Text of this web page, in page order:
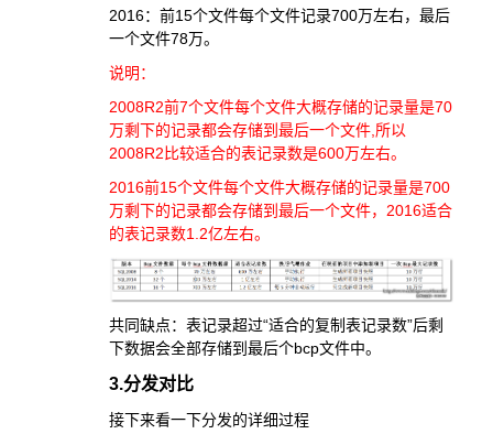
2016：前15个文件每个文件记录700万左右，最后
一个文件78万。
说明：
2008R2前7个文件每个文件大概存储的记录量是70
万剩下的记录都会存储到最后一个文件,所以
2008R2比较适合的表记录数是600万左右。
2016前15个文件每个文件大概存储的记录量是700
万剩下的记录都会存储到最后一个文件，2016适合
的表记录数1.2亿左右。
共同缺点：表记录超过“适合的复制表记录数”后剩
下数据会全部存储到最后个bcp文件中。
3.分发对比
接下来看一下分发的详细过程